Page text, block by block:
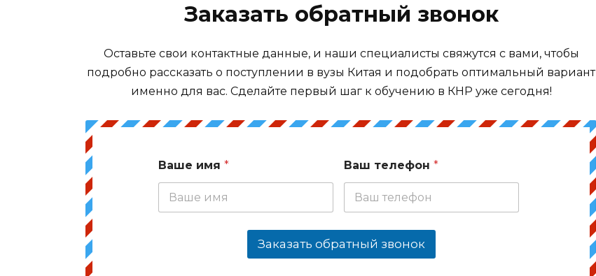
Заказать обратный звонок
Оставьте свои контактные данные, и наши специалисты свяжутся с вами, чтобы
подробно рассказать о поступлении в вузы Китая и подобрать оптимальный вариант
именно для вас. Сделайте первый шаг к обучению в КНР уже сегодня!
Ваше имя * Ваш телефон *
Заказать обратный звонок